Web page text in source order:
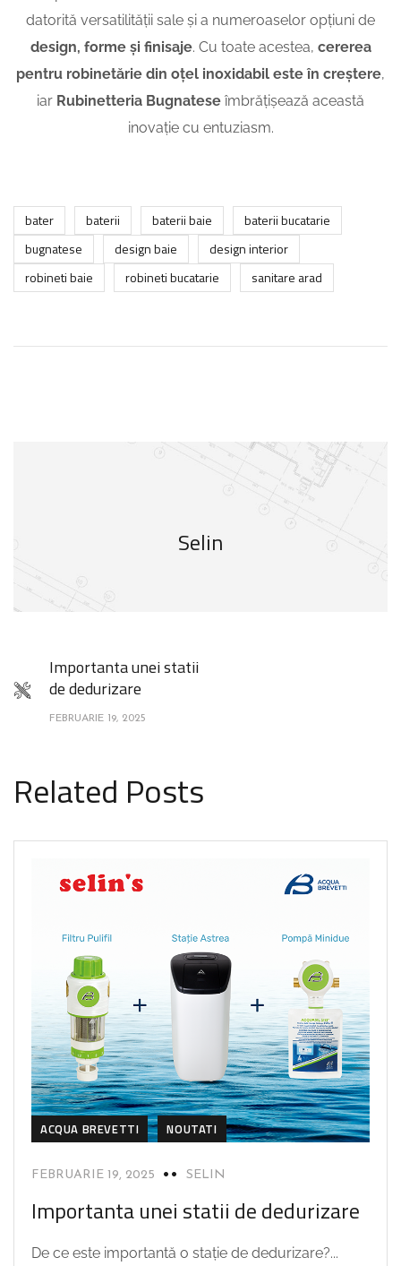
datorită versatilității sale și a numeroaselor opțiuni de
design, forme și finisaje. Cu toate acestea, cererea
pentru robinetărie din oțel inoxidabil este în creștere,
iar Rubinetteria Bugnatese îmbrățișează această
inovație cu entuziasm.
bater baterii baterii baie
baterii bucatarie
bugnatese
design baie
design interior
robineti baie
robineti bucatarie sanitare arad
Selin
Importanta unei statii
de dedurizare
FEBRUARIE 19, 2025
Related Posts
ACQUA BREVETTI NOUTATI
FEBRUARIE 19, 2025 SELIN
Importanta unei statii de dedurizare
De ce este importantă o stație de dedurizare?...